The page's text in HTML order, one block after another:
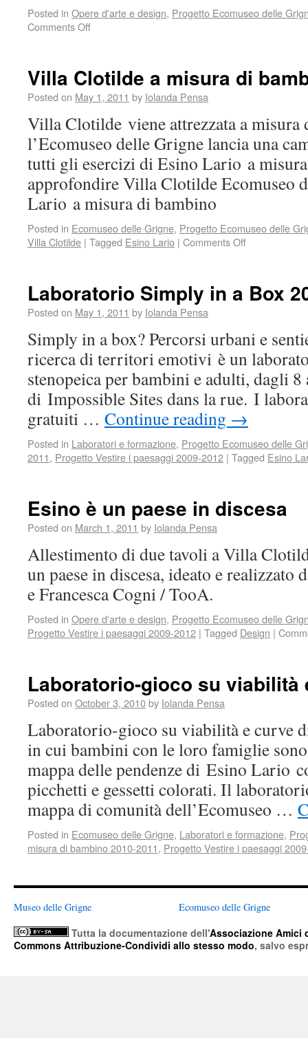
Posted in Opere d'arte e design, Progetto Ecomuseo delle
Comments Off
Villa Clotilde a misura di
Posted on May 1, 2011 by Iolanda Pensa
Villa Clotilde viene attrezzata a misura
l’Ecomuseo delle Grigne lancia una
tutti gli esercizi di Esino Lario a
approfondire Villa Clotilde Ecomuseo
Lario a misura di bambino
Posted in Ecomuseo delle Grigne, Progetto Ecomuseo delle
Villa Clotilde | Tagged Esino Lario | Comments Off
Laboratorio Simply in a Box
Posted on May 1, 2011 by Iolanda Pensa
Simply in a box? Percorsi urbani e
ricerca di territori emotivi è un
stenopeica per bambini e adulti, dagli 8
di Impossible Sites dans la rue. I
gratuiti … Continue reading →
Posted in Laboratori e formazione, Progetto Ecomuseo delle
2011, Progetto Vestire i paesaggi 2009-2012 | Tagged Esino
Esino è un paese in discesa
Posted on March 1, 2011 by Iolanda Pensa
Allestimento di due tavoli a Villa
un paese in discesa, ideato e
e Francesca Cogni / TooA.
Posted in Opere d'arte e design, Progetto Ecomuseo delle
Progetto Vestire i paesaggi 2009-2012 | Tagged Design |
Laboratorio-gioco su
Posted on October 3, 2010by Iolanda Pensa
Laboratorio-gioco su viabilità e curve
in cui bambini con le loro famiglie
mappa delle pendenze di Esino Lario
picchetti e gessetti colorati. Il
mappa di comunità dell’Ecomuseo …
Posted in Ecomuseo delle Grigne, Laboratori e formazione,
misura di bambino 2010-2011, Progetto Vestire i paesaggi
Museo delle Grigne Ecomuseo delle Grigne
Tutta la documentazione dell'Associazione Amici
Commons Attribuzione-Condividi allo stesso modo, salvo